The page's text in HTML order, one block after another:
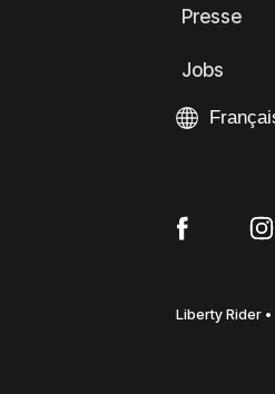
Presse
Jobs
Liberty Rider